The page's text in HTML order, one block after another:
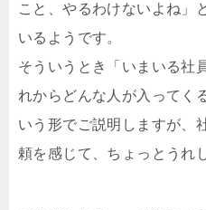
こと、やるわけないよね」
いるようです。
そういうとき「いまいる社
れからどんな人が入ってく
いう形でご説明しますが、
頼を感じて、ちょっとうれ